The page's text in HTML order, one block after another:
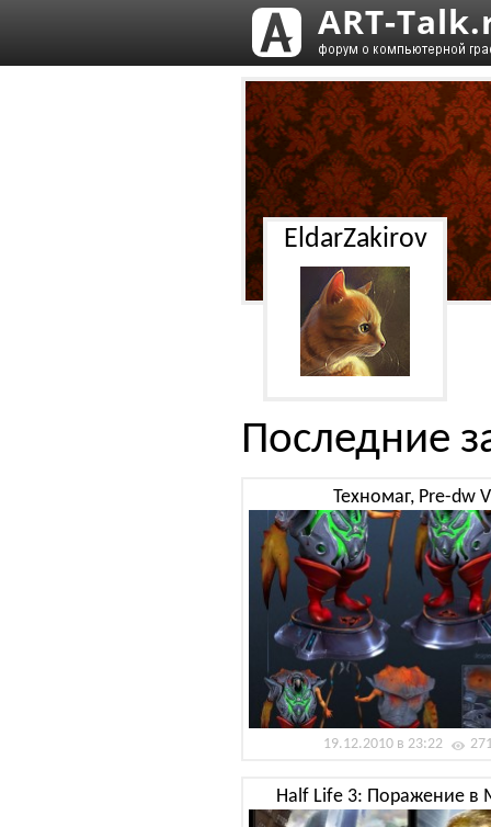
EldarZakirov
Последние
Техномаг, Pre-dw V
19.12.2010 в 23:22
Half Life 3: Поражение в